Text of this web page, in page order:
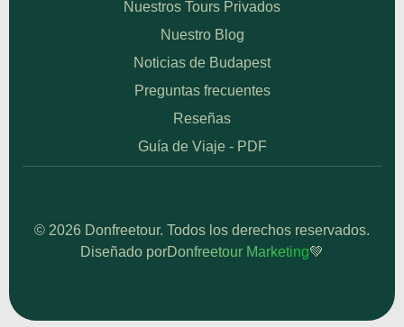
Nuestros Tours Privados
Nuestro Blog
Noticias de Budapest
Preguntas frecuentes
Reseñas
Guía de Viaje - PDF
© 2026 Donfreetour. Todos los derechos reservados.
Diseñado porDonfreetour Marketing💚
Verificado por:Trustindex